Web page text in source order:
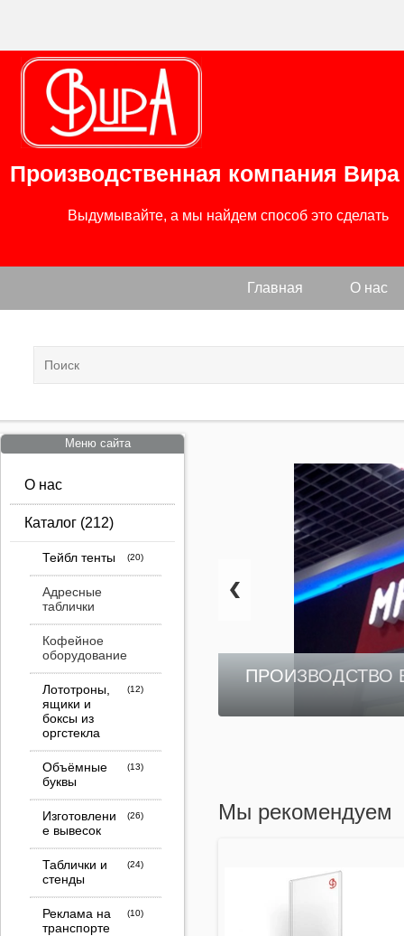
Производственная компания Вира
Главная О нас
Меню сайта
О нас
Каталог (212)
Тейбл тенты
Адресные
таблички
Кофейное
оборудование
Лототроны,
ящики и
боксы из
оргстекла
Объёмные
буквы
Изготовлени
е вывесок
Таблички и
стенды
Реклама на
транспорте
Мы рекомендуем